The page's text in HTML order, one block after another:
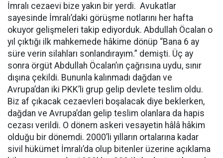
İmralı cezaevi bize yakın bir yerdi. Avukatlar
sayesinde İmralı’daki görüşme notlarını her hafta
okuyor gelişmeleri takip ediyorduk. Abdullah Öcalan o
yıl çıktığı ilk mahkemede hâkime dönüp “Bana 6 ay
süre verin silahları sonlandırayım.” demişti. Üç ay
sonra örgüt Abdullah Öcalan’ın çağrısına uydu, sınır
dışına çekildi. Bununla kalınmadı dağdan ve
Avrupa’dan iki PKK’li grup gelip devlete teslim oldu.
Biz af çıkacak cezaevleri boşalacak diye beklerken,
dağdan ve Avrupa’dan gelip teslim olanlara da hapis
cezası verildi. O dönem askeri vesayetin hâlâ hâkim
olduğu bir dönemdi. 2000’li yılların ortalarına kadar
sivil hükümet İmralı’da olup bitenler üzerine açıklama